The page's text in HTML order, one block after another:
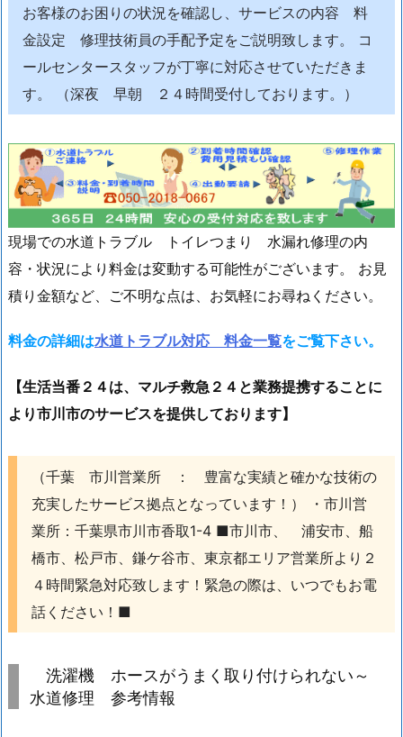
工
事
例
5.
葉
市
川
市
洗
面
台
納
分
か
漏
れ
施
工
事
例
千
葉
お客様のお困りの状況を確認し、サービスの内容 料
金設定 修理技術員の手配予定をご説明致します。 コ
ールセンタースタッフが丁寧に対応させていただきま
す。 （深夜 早朝 ２４時間受付しております。）
現場での水道トラブル トイレつまり 水漏れ修理の内
容・状況により料金は変動する可能性がございます。 お見
積り金額など、ご不明な点は、お気軽にお尋ねください。
料金の詳細は水道トラブル対応 料金一覧をご覧下さい。
【生活当番２４は、マルチ救急２４と業務提携することに
より市川市のサービスを提供しております】
（千葉 市川営業所 ： 豊富な実績と確かな技術の
充実したサービス拠点となっています！） ・市川営
業所：千葉県市川市香取1-4 ■市川市、 浦安市、船
橋市、松戸市、鎌ケ谷市、東京都エリア営業所より２
４時間緊急対応致します！緊急の際は、いつでもお電
話ください！■
洗濯機 ホースがうまく取り付けられない～
水道修理 参考情報